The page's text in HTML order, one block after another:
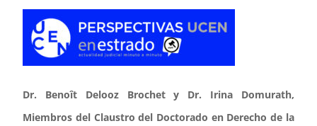
Dr. Benoît Delooz Brochet y Dr. Irina Domurath,
Miembros del Claustro del Doctorado en Derecho de la